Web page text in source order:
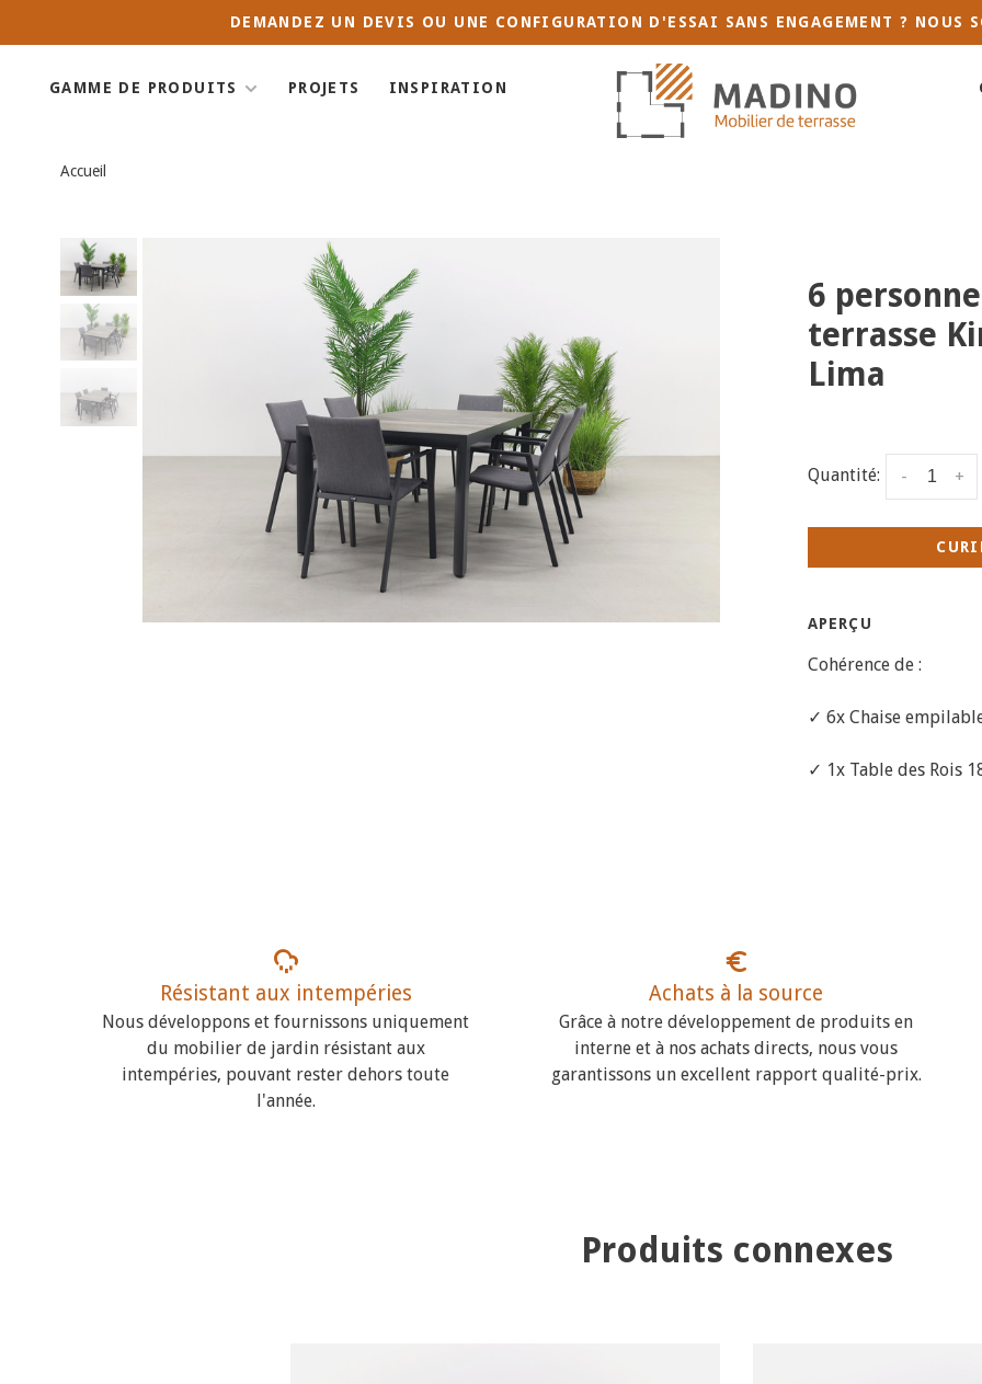
DEMANDEZ UN DEVIS OU UNE CONFIGURATION D'ESSAI SANS ENGAGEMENT ? NOUS
GAMME DE PRODUITS PROJETS INSPIRATION
Accueil
6
terrasse
Lima
Quantité: +
-
APERÇU
Cohérence de :
✓ 6x Chaise
✓ 1x Table des Rois
Résistant aux intempéries
Nous développons et fournissons uniquement
du mobilier de jardin résistant aux
intempéries, pouvant rester dehors toute
l'année.
Achats à la source
Grâce à notre développement de produits en
interne et à nos achats directs, nous vous
garantissons un excellent rapport qualité-prix.
Produits connexes